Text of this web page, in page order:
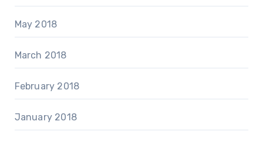
May 2018
March 2018
February 2018
January 2018